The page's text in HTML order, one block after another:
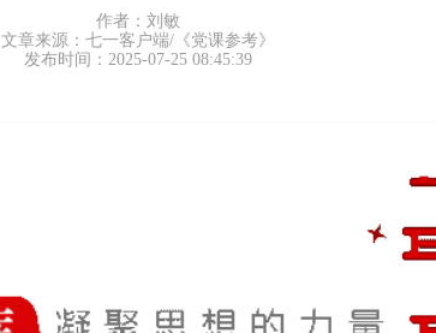
作者：刘敏
文章来源：七一客户端/《党课参考》
发布时间：2025-07-25 08:45:39